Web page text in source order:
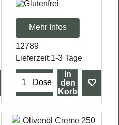
Mehr Infos
12789
Lieferzeit:1-3 Tage
Dose
In
den
Korb